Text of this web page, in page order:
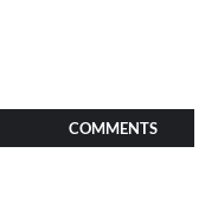
COMMENTS